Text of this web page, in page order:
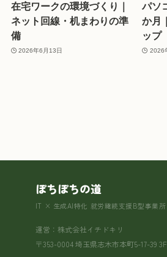
在宅ワークの環境づくり｜
ネット回線・机まわりの準
備
2026年6月13日
パソ
か月
ップ
2026
ぽちぽちの道
IT × 生成AI特化 就労継続支援B型事業所
運営：株式会社イチドキリ
〒353-0004 埼玉県志木市本町5-17-39